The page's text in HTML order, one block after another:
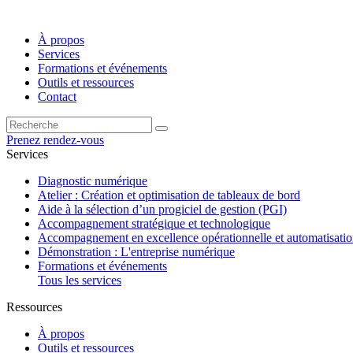
À propos
Services
Formations et événements
Outils et ressources
Contact
Prenez rendez-vous
Services
Diagnostic numérique
Atelier : Création et optimisation de tableaux de bord
Aide à la sélection d’un progiciel de gestion (PGI)
Accompagnement stratégique et technologique
Accompagnement en excellence opérationnelle et
Démonstration : L'entreprise numérique
Formations et événements
Tous les services
Ressources
À propos
Outils et ressources